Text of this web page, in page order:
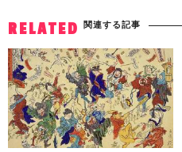
RELATED 関連する記事